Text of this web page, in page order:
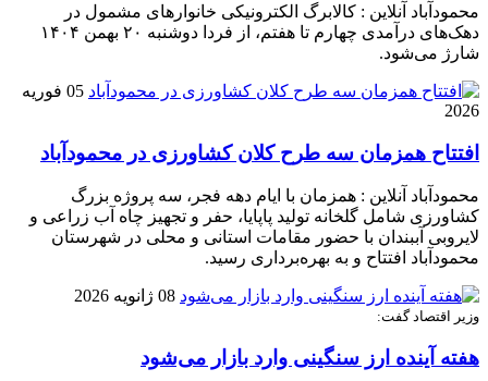
محمودآباد آنلاین : کالابرگ الکترونیکی خانوار‌های مشمول در
دهک‌های درآمدی چهارم تا هفتم، از فردا دوشنبه ۲۰ بهمن ۱۴۰۴
شارژ می‌شود.
05 فوریه
2026
افتتاح همزمان سه طرح کلان کشاورزی در محمودآباد
محمودآباد آنلاین : همزمان با ایام دهه فجر، سه پروژه بزرگ
کشاورزی شامل گلخانه تولید پاپایا، حفر و تجهیز چاه آب زراعی و
لایروبی آببندان با حضور مقامات استانی و محلی در شهرستان
محمودآباد افتتاح و به بهره‌برداری رسید.
08 ژانویه 2026
وزیر اقتصاد گفت:
هفته آینده ارز سنگینی وارد بازار می‌شود